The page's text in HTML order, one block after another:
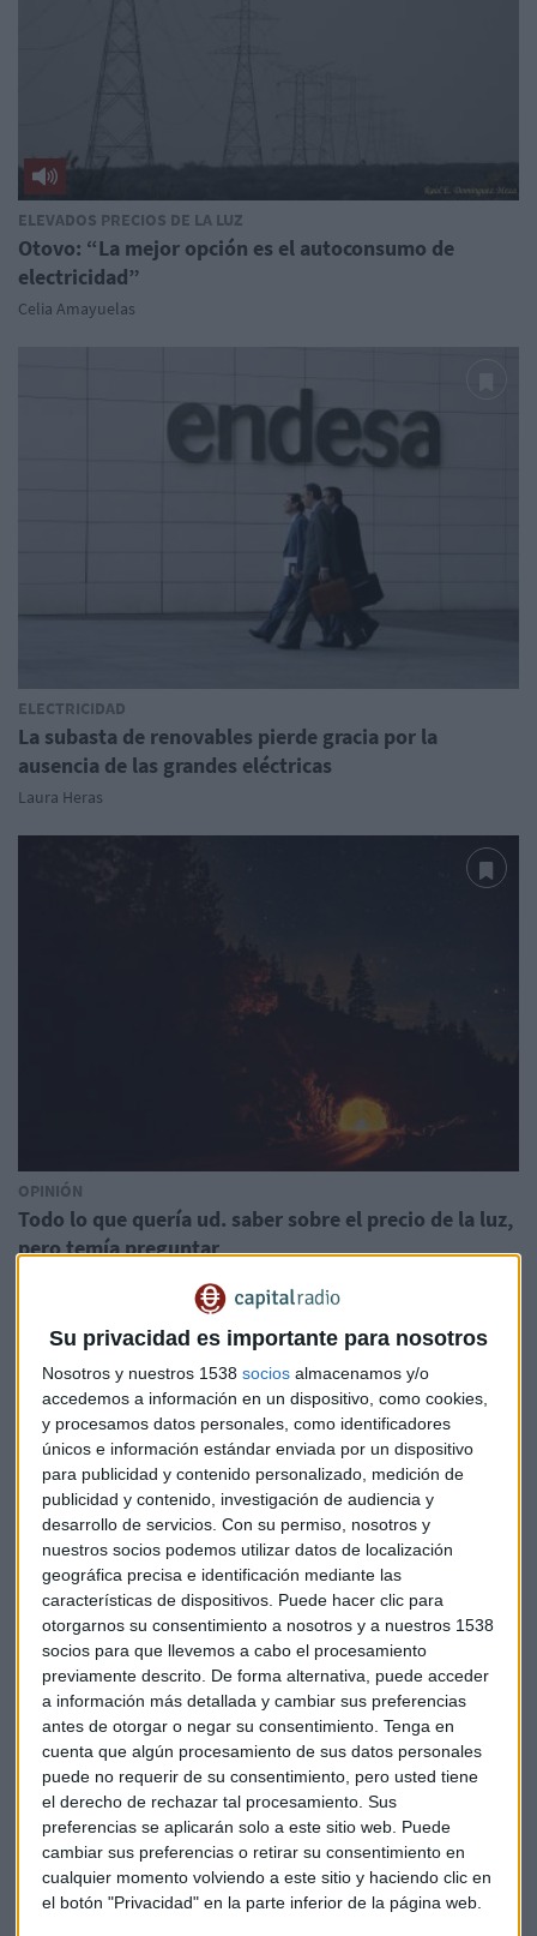
Su privacidad es importante para nosotros
Nosotros y nuestros 1538 socios almacenamos y/o
accedemos a información en un dispositivo, como cookies,
y procesamos datos personales, como identificadores
únicos e información estándar enviada por un dispositivo
para publicidad y contenido personalizado, medición de
publicidad y contenido, investigación de audiencia y
desarrollo de servicios. Con su permiso, nosotros y
nuestros socios podemos utilizar datos de localización
geográfica precisa e identificación mediante las
características de dispositivos. Puede hacer clic para
otorgarnos su consentimiento a nosotros y a nuestros 1538
socios para que llevemos a cabo el procesamiento
previamente descrito. De forma alternativa, puede acceder
a información más detallada y cambiar sus preferencias
antes de otorgar o negar su consentimiento. Tenga en
cuenta que algún procesamiento de sus datos personales
puede no requerir de su consentimiento, pero usted tiene
el derecho de rechazar tal procesamiento. Sus
preferencias se aplicarán solo a este sitio web. Puede
cambiar sus preferencias o retirar su consentimiento en
cualquier momento volviendo a este sitio y haciendo clic en
el botón "Privacidad" en la parte inferior de la página web.
ELEVADOS PRECIOS DE LA LUZ
Otovo: “La mejor opción es el autoconsumo de
electricidad”
Celia Amayuelas
ELECTRICIDAD
La subasta de renovables pierde gracia por la
ausencia de las grandes eléctricas
Laura Heras
OPINIÓN
Todo lo que quería ud. saber sobre el precio de la luz,
pero temía preguntar
ENTREVISTA HOLALUZ
Así puedes evitar que te afecte el precio de la subida
de la luz
Redacción Capital Radio